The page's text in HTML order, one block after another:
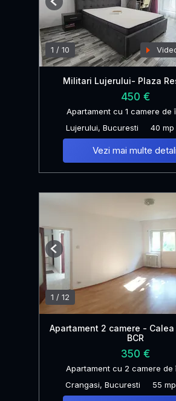
1 / 10
Previous
Militari Lujerului- Plaza
450 €
Apartament cu 1 camere de
Lujerului, Bucuresti
40 mp
Vezi mai multe
1 / 12
Previous
Apartament 2 camere -
BCR
350 €
Apartament cu 2 camere de
Crangasi, Bucuresti
55 mp